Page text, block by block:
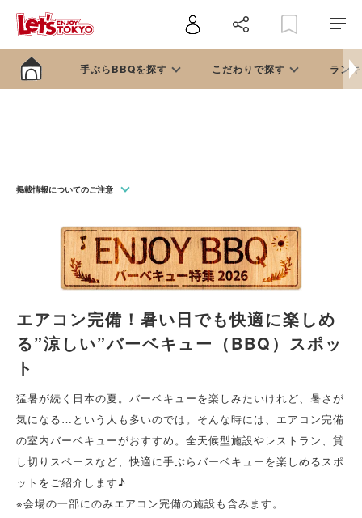
手ぶらBBQを探す こだわりで探す ラン
掲載情報についてのご注意
エアコン完備！暑い日でも快適に楽しめ
る”涼しい”バーベキュー（BBQ）スポッ
ト
猛暑が続く日本の夏。バーベキューを楽しみたいけれど、暑さが
気になる…という人も多いのでは。そんな時には、エアコン完備
の室内バーベキューがおすすめ。全天候型施設やレストラン、貸
し切りスペースなど、快適に手ぶらバーベキューを楽しめるスポ
ットをご紹介します♪
※会場の一部にのみエアコン完備の施設も含みます。